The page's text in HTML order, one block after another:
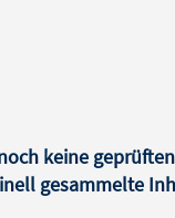
keine
gesammelte